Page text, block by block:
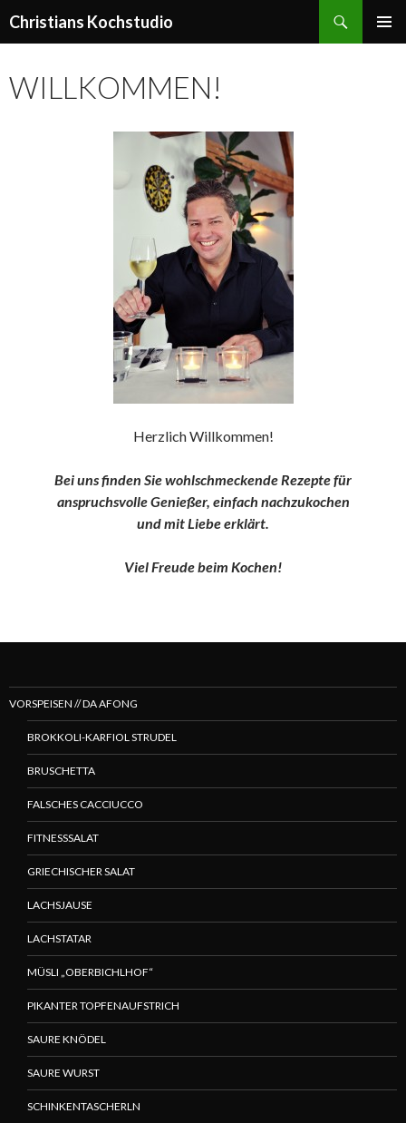
Christians Kochstudio
SPRINGEN
WILLKOMMEN!
Herzlich Willkommen!
Bei uns finden Sie wohlschmeckende Rezepte für
anspruchsvolle Genießer, einfach nachzukochen
undmit Liebe erklärt.
Viel Freude beim Kochen!
VORSPEISEN // DA AFONG
BROKKOLI-KARFIOL STRUDEL
BRUSCHETTA
FALSCHES CACCIUCCO
FITNESSSALAT
GRIECHISCHER SALAT
LACHSJAUSE
LACHSTATAR
MÜSLI „OBERBICHLHOF“
PIKANTER TOPFENAUFSTRICH
SAURE KNÖDEL
SAURE WURST
SCHINKENTASCHERLN